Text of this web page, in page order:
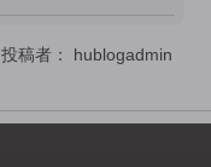
投稿者： hublogadmin